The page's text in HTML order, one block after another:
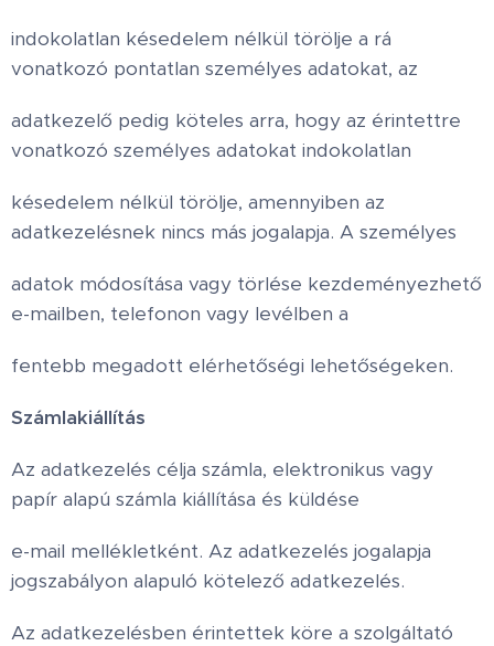
indokolatlan késedelem nélkül törölje a rá
vonatkozó pontatlan személyes adatokat, az
adatkezelő pedig köteles arra, hogy az érintettre
vonatkozó személyes adatokat indokolatlan
késedelem nélkül törölje, amennyiben az
adatkezelésnek nincs más jogalapja. A személyes
adatok módosítása vagy törlése kezdeményezhető
e-mailben, telefonon vagy levélben a
fentebb megadott elérhetőségi lehetőségeken.
Számlakiállítás
Az adatkezelés célja számla, elektronikus vagy
papír alapú számla kiállítása és küldése
e-mail mellékletként. Az adatkezelés jogalapja
jogszabályon alapuló kötelező adatkezelés.
Az adatkezelésben érintettek köre a szolgáltató